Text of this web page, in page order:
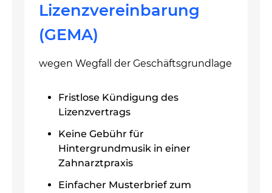
Lizenzvereinbarung
(GEMA)
wegen Wegfall der Geschäftsgrundlage
Fristlose Kündigung des
Lizenzvertrags
Keine Gebühr für
Hintergrundmusik in einer
Zahnarztpraxis
Einfacher Musterbrief zum